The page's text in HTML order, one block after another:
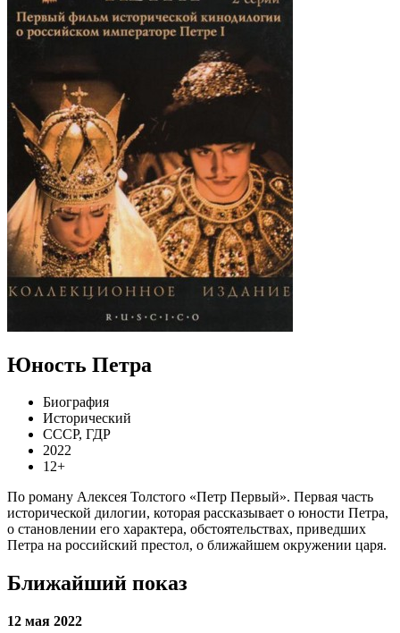
Юность Петра
Биография
Исторический
СССР, ГДР
2022
12+
По роману Алексея Толстого «Петр Первый». Первая часть
исторической дилогии, которая рассказывает о юности Петра,
о становлении его характера, обстоятельствах, приведших
Петра на российский престол, о ближайшем окружении царя.
Ближайший показ
12 мая 2022